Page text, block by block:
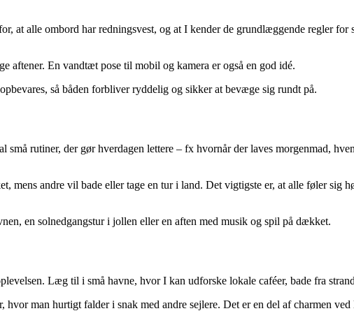
at alle ombord har redningsvest, og at I kender de grundlæggende regler
aftener. En vandtæt pose til mobil og kamera er også en god idé.
så båden forbliver ryddelig og sikker at bevæge sig rundt på.
rutiner, der gør hverdagen lettere – fx hvornår der laves morgenmad,
andre vil bade eller tage en tur i land. Det vigtigste er, at alle føler sig
en solnedgangstur i jollen eller en aften med musik og spil på dækket.
Læg til i små havne, hvor I kan udforske lokale caféer, bade fra
man hurtigt falder i snak med andre sejlere. Det er en del af charmen ved